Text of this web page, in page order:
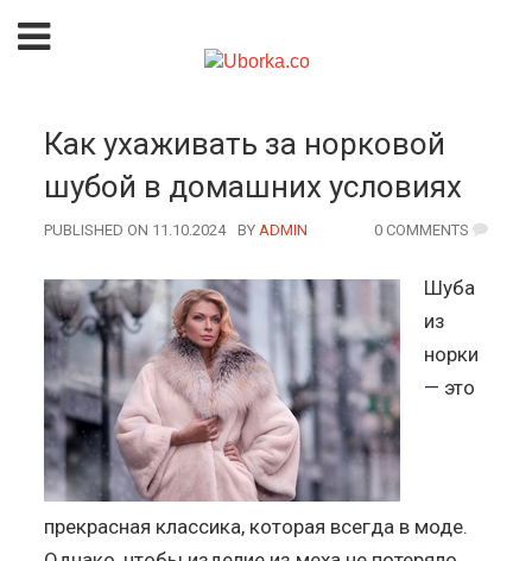
Как ухаживать за норковой
шубой в домашних условиях
PUBLISHED ON 11.10.2024 BY AUTHOR
ADMIN 0 COMMENTS
Шуба
из
норки
— это
прекрасная классика, которая всегда в моде.